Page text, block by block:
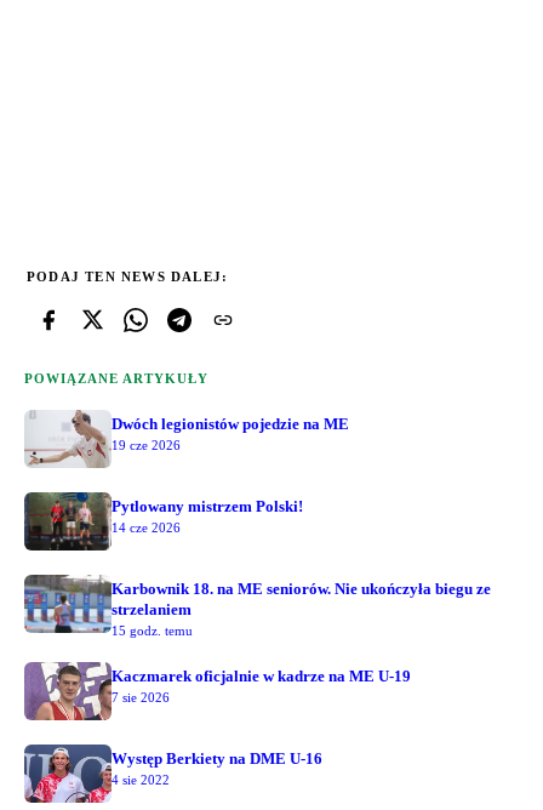
PODAJ TEN NEWS DALEJ:
POWIĄZANE ARTYKUŁY
Dwóch legionistów pojedzie na ME
19 cze 2026
Pytlowany mistrzem Polski!
14 cze 2026
Karbownik 18. na ME seniorów. Nie ukończyła biegu ze
strzelaniem
15 godz. temu
Kaczmarek oficjalnie w kadrze na ME U-19
7 sie 2026
Występ Berkiety na DME U-16
4 sie 2022